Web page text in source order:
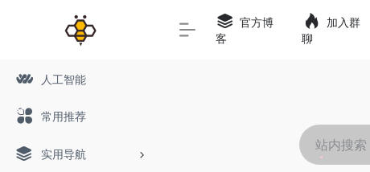
人工智能
常用推荐
实用导航
官方博
客
加入群
聊